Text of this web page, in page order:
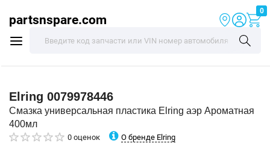
partsnspare.com
0
Elring 0079978446
Смазка универсальная пластика Elring аэр Ароматная
400мл
0 оценок О бренде Elring